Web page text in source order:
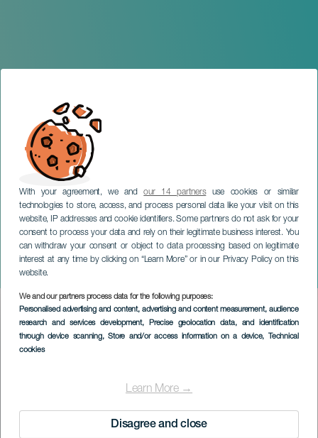
With your agreement, we andour 14 partnersuse cookies or similar
technologies to store, access, and process personal data like your visit on this
website, IP addresses and cookie identifiers. Some partners do not ask for your
consent to process your data and rely on their legitimate business interest. You
can withdraw your consent or object to data processing based on legitimate
interest at any time by clicking on “Learn More” or in our Privacy Policy on this
website.
We and our partners process data for the following purposes:
Personalised advertising and content, advertising and content measurement, audience
research and services development, Precise geolocation data, and identification
through device scanning, Store and/or access information on a device, Technical
cookies
Learn More →
Disagree and close
Weihnachten im
Dschungel
LANZAROTE
Imagen
Listado